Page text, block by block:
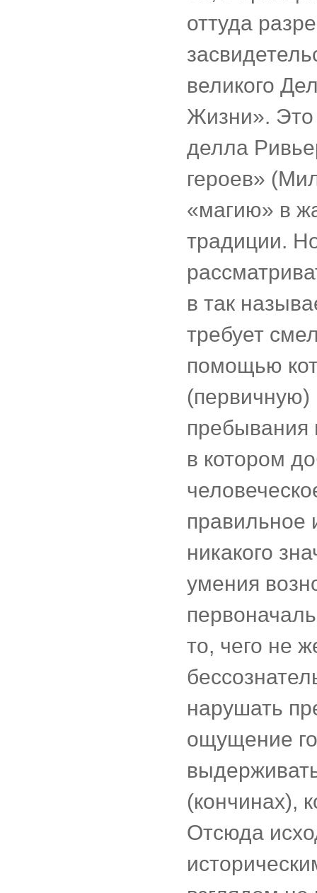
оттуда
великого
Жизни». Это
делла
героев»
«магию» в
традиции.
в так
требует
помощью
(первичную)
пребывания
в котором
правильное
никакого
умения
то, чего не
нарушать
ощущение
(кончинах),
Отсюда